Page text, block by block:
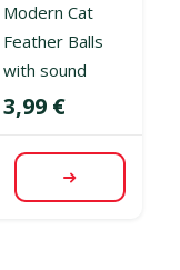
Modern Cat
Feather Balls
with sound
Цена
3,99 €
Посмотреть